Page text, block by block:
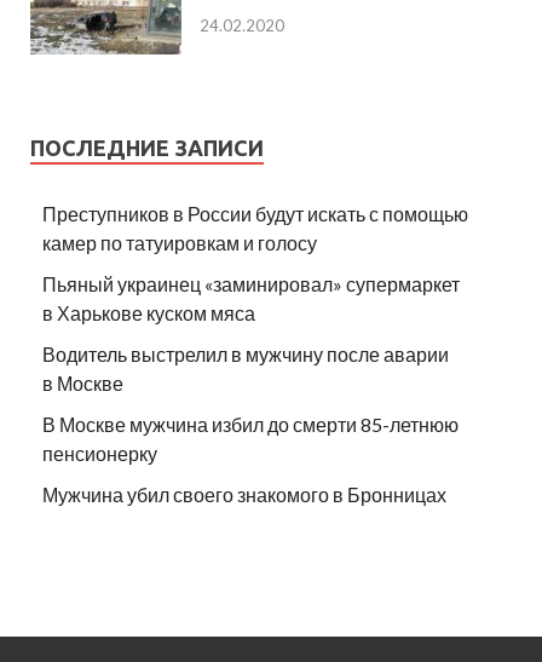
24.02.2020
ПОСЛЕДНИЕ ЗАПИСИ
Преступников в России будут искать с помощью
камер по татуировкам и голосу
Пьяный украинец «заминировал» супермаркет
в Харькове куском мяса
Водитель выстрелил в мужчину после аварии
в Москве
В Москве мужчина избил до смерти 85-летнюю
пенсионерку
Мужчина убил своего знакомого в Бронницах